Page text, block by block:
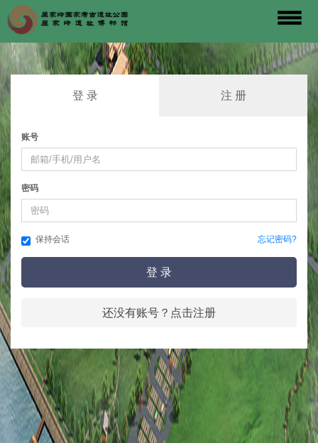
登 录 注 册
账号
密码
保持会话 忘记密码?
登 录
还没有账号？点击注册